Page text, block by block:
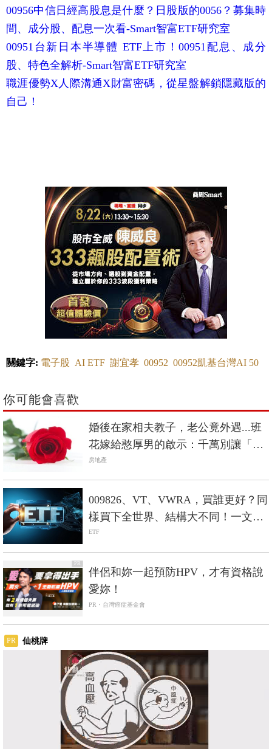
00956中信日經高股息是什麼？日股版的0056？募集時
間、成分股、配息一次看-Smart智富ETF研究室
00951台新日本半導體 ETF上市！00951配息、成分
股、特色全解析-Smart智富ETF研究室
職涯優勢X人際溝通X財富密碼，從星盤解鎖隱藏版的
自己！
關鍵字: 電子股 AI ETF 謝宜孝 00952 00952凱基台灣AI 50
你可能會喜歡
婚後在家相夫教子，老公竟外遇...班
花嫁給憨厚男的啟示：千萬別讓「房
子」成為離婚阻礙
房地產
009826、VT、VWRA，買誰更好？同
樣買下全世界、結構大不同！一文完
整剖析
ETF
PR
伴侶和妳一起預防HPV，才有資格說
愛妳！
PR・台灣癌症基金會
PR 仙桃牌